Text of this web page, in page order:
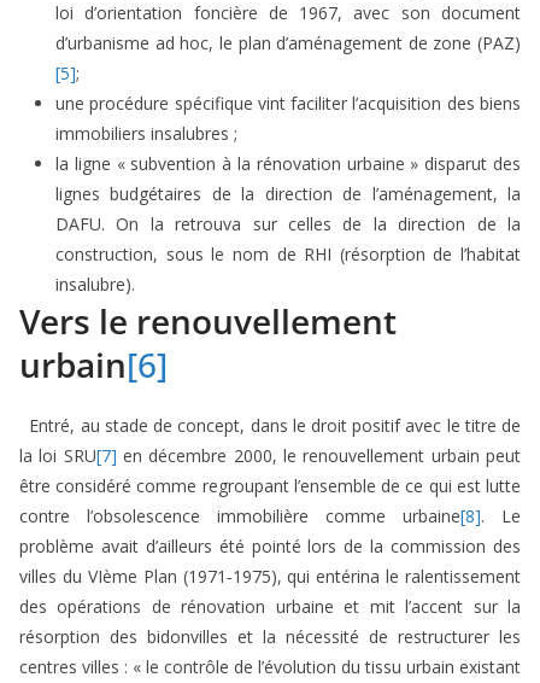
loi d’orientation foncière de 1967, avec son document
d’urbanisme ad hoc, le plan d’aménagement de zone (PAZ)
[5];
une procédure spécifique vint faciliter l’acquisition des biens
immobiliers insalubres ;
la ligne « subvention à la rénovation urbaine » disparut des
lignes budgétaires de la direction de l’aménagement, la
DAFU. On la retrouva sur celles de la direction de la
construction, sous le nom de RHI (résorption de l’habitat
insalubre).
Vers le renouvellement
urbain[6]
Entré, au stade de concept, dans le droit positif avec le titre de
la loi SRU[7] en décembre 2000, le renouvellement urbain peut
être considéré comme regroupant l’ensemble de ce qui est lutte
contre l’obsolescence immobilière comme urbaine[8]. Le
problème avait d’ailleurs été pointé lors de la commission des
villes du VIème Plan (1971‑1975), qui entérina le ralentissement
des opérations de rénovation urbaine et mit l’accent sur la
résorption des bidonvilles et la nécessité de restructurer les
centres villes : « le contrôle de l’évolution du tissu urbain existant